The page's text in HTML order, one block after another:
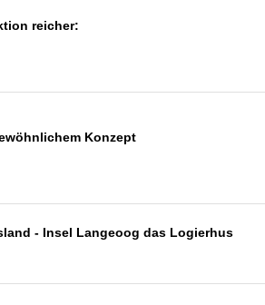
reicher:
Konzept
- Insel Langeoog das Logierhus